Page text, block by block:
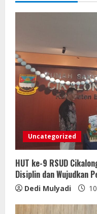
Uncategorized
HUT ke-9 RSUD
Disiplin dan Wujudkan
Dedi Mulyadi